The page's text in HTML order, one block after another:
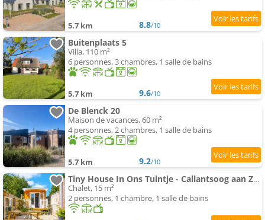
5.7 km 8.8/10
Buitenplaats 5
Villa, 110 m²
6 personnes, 3 chambres, 1 salle de bains
5.7 km 9.6/10
De Blenck 20
Maison de vacances, 60 m²
4 personnes, 2 chambres, 1 salle de bains
5.7 km 9.2/10
Tiny House In Ons Tuintje - Callantsoog aan Zee
Chalet, 15 m²
2 personnes, 1 chambre, 1 salle de bains